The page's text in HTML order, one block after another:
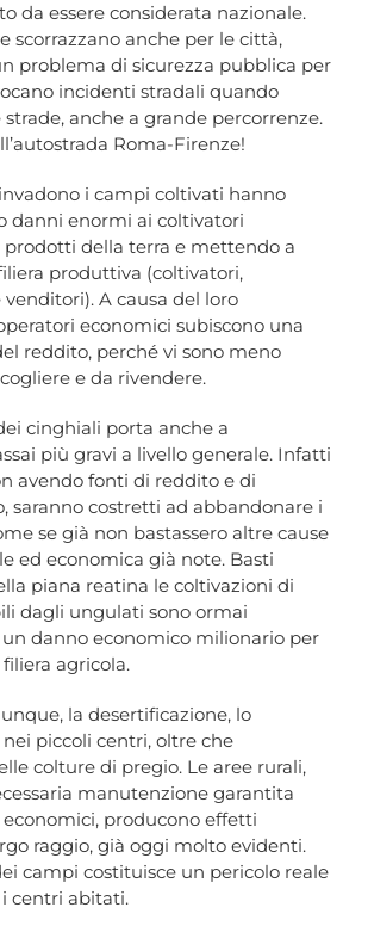
da essere considerata nazionale.
scorrazzano anche per le città,
problema di sicurezza pubblica per
incidenti stradali quando
anche a grande percorrenze.
Roma-Firenze!
i campi coltivati hanno
danni enormi ai coltivatori
della terra e mettendo a
produttiva (coltivatori,
A causa del loro
economici subiscono una
reddito, perché vi sono meno
e da rivendere.
cinghiali porta anche a
più gravi a livello generale. Infatti
avendo fonti di reddito e di
saranno costretti ad abbandonare i
se già non bastassero altre cause
ed economica già note. Basti
piana reatina le coltivazioni di
dagli ungulati sono ormai
danno economico milionario per
agricola.
la desertificazione, lo
piccoli centri, oltre che
colture di pregio. Le aree rurali,
manutenzione garantita
producono effetti
raggio, già oggi molto evidenti.
campi costituisce un pericolo reale
centri abitati.